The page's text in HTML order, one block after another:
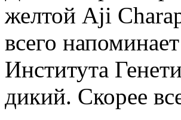
желтой Aji
всего
Института
дикий. Скорее